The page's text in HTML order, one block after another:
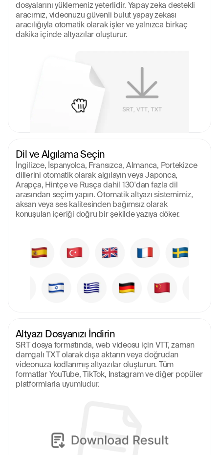
dosyalarını yüklemeniz yeterlidir. Yapay zeka destekli
aracımız, videonuzu güvenli bulut yapay zekası
aracılığıyla otomatik olarak işler ve yalnızca birkaç
dakika içinde altyazılar oluşturur.
Dil ve Algılama Seçin
İngilizce, İspanyolca, Fransızca, Almanca, Portekizce
dillerini otomatik olarak algılayın veya Japonca,
Arapça, Hintçe ve Rusça dahil 130'dan fazla dil
arasından seçim yapın. Otomatik altyazı sistemimiz,
aksan veya ses kalitesinden bağımsız olarak
konuşulan içeriği doğru bir şekilde yazıya döker.
Altyazı Dosyanızı İndirin
SRT dosya formatında, web videosu için VTT, zaman
damgalı TXT olarak dışa aktarın veya doğrudan
videonuza kodlanmış altyazılar oluşturun. Tüm
formatlar YouTube, TikTok, Instagram ve diğer popüler
platformlarla uyumludur.